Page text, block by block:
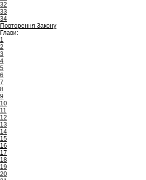
32
33
34
Повторення Закону
Глави:
1
2
3
4
5
6
7
8
9
10
11
12
13
14
15
16
17
18
19
20